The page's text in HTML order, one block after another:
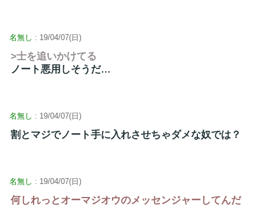
名無し : 19/04/07(日)
>士を追いかけてる
ノート悪用しそうだ…
名無し : 19/04/07(日)
割とマジでノート手に入れさせちゃダメな奴では？
名無し : 19/04/07(日)
何しれっとオーマジオウのメッセンジャーしてんだ